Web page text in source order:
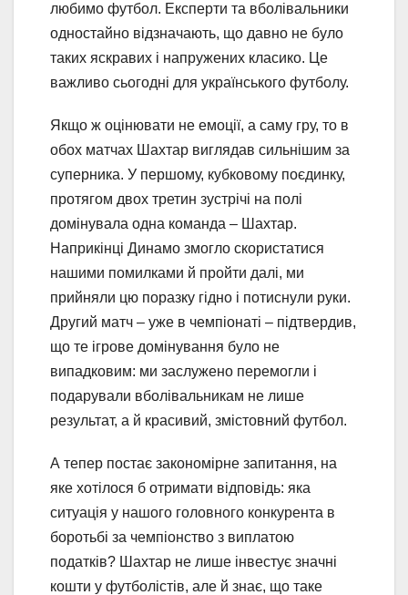
любимо футбол. Експерти та вболівальники
одностайно відзначають, що давно не було
таких яскравих і напружених класико. Це
важливо сьогодні для українського футболу.
Якщо ж оцінювати не емоції, а саму гру, то в
обох матчах Шахтар виглядав сильнішим за
суперника. У першому, кубковому поєдинку,
протягом двох третин зустрічі на полі
домінувала одна команда – Шахтар.
Наприкінці Динамо змогло скористатися
нашими помилками й пройти далі, ми
прийняли цю поразку гідно і потиснули руки.
Другий матч – уже в чемпіонаті – підтвердив,
що те ігрове домінування було не
випадковим: ми заслужено перемогли і
подарували вболівальникам не лише
результат, а й красивий, змістовний футбол.
А тепер постає закономірне запитання, на
яке хотілося б отримати відповідь: яка
ситуація у нашого головного конкурента в
боротьбі за чемпіонство з виплатою
податків? Шахтар не лише інвестує значні
кошти у футболістів, але й знає, що таке